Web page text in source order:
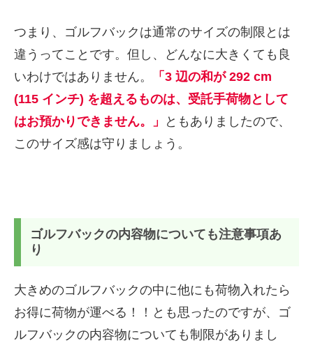
つまり、ゴルフバックは通常のサイズの制限とは
違うってことです。但し、どんなに大きくても良
いわけではありません。
「 3 辺の和が 292 cm
(115 インチ) を超えるものは、受託手荷物として
はお預かりできません。」
ともありましたので、
このサイズ感は守りましょう。
ゴルフバックの内容物についても注意事項あ
り
大きめのゴルフバックの中に他にも荷物入れたら
お得に荷物が運べる！！とも思ったのですが、ゴ
ルフバックの内容物についても制限がありまし